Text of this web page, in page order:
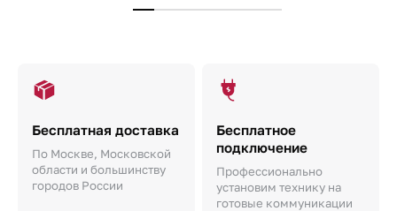
Бесплатная доставка
По Москве, Московской
области и большинству
городов России
Бесплатное
подключение
Профессионально
установим технику на
готовые коммуникации